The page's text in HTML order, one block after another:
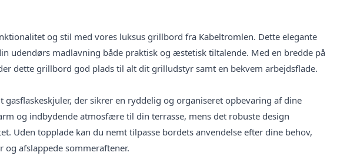
og stil med vores luksus grillbord fra Kabeltromlen. Dette elegante
udendørs madlavning både praktisk og æstetisk tiltalende. Med en bredde på
dette grillbord god plads til alt dit grilludstyr samt en bekvem arbejdsflade.
der sikrer en ryddelig og organiseret opbevaring af dine
og indbydende atmosfære til din terrasse, mens det robuste design
Uden topplade kan du nemt tilpasse bordets anvendelse efter dine behov,
afslappede sommeraftener.